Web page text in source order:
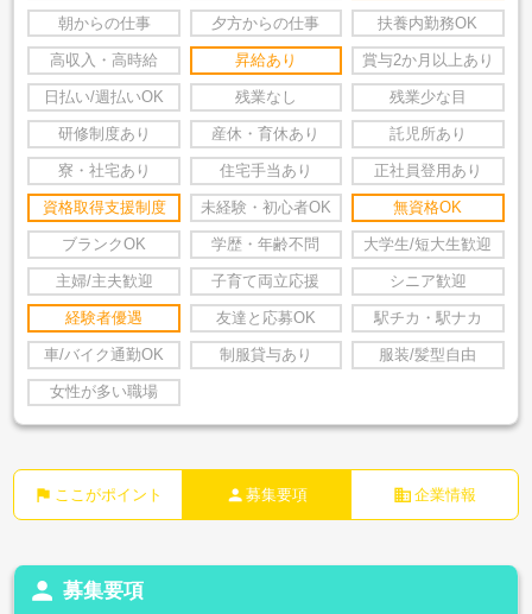
朝からの仕事 夕方からの仕事 扶養内勤務OK
高収入・高時給 昇給あり 賞与2か月以上あり
日払い/週払いOK 残業なし 残業少な目
研修制度あり 産休・育休あり 託児所あり
寮・社宅あり 住宅手当あり 正社員登用あり
資格取得支援制度 未経験・初心者OK 無資格OK
ブランクOK 学歴・年齢不問 大学生/短大生歓迎
主婦/主夫歓迎 子育て両立応援 シニア歓迎
経験者優遇 友達と応募OK 駅チカ・駅ナカ
車/バイク通勤OK 制服貸与あり 服装/髪型自由
女性が多い職場
flag ここがポイント person 募集要項 business 企業情報
person 募集要項